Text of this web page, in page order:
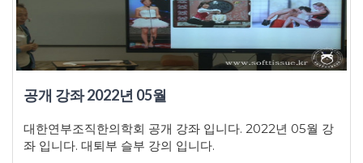
공개 강좌 2022년 05월
대한연부조직한의학회 공개 강좌 입니다. 2022년 05월 강
좌 입니다. 대퇴부 슬부 강의 입니다.